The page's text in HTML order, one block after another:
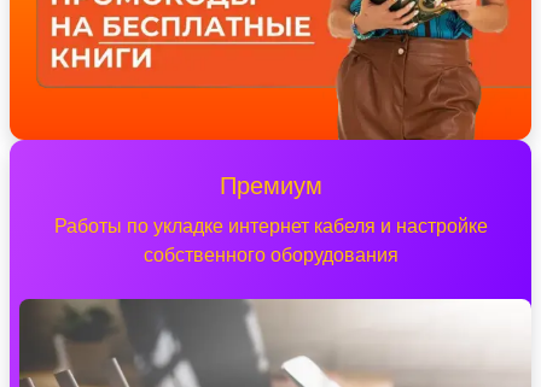
Премиум
Работы по укладке интернет кабеля и настройке
собственного оборудования